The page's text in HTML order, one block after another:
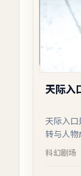
天际入
天际入
转与人物
科幻剧场